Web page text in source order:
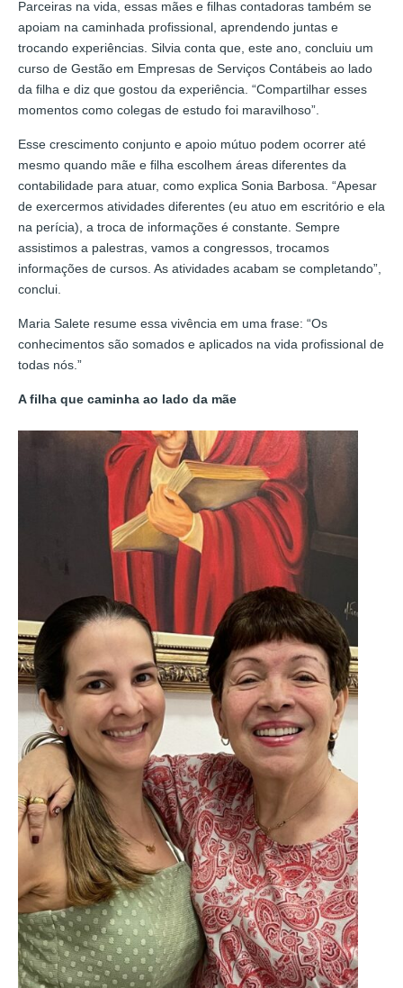
Parceiras na vida, essas mães e filhas contadoras também se
apoiam na caminhada profissional, aprendendo juntas e
trocando experiências. Silvia conta que, este ano, concluiu um
curso de Gestão em Empresas de Serviços Contábeis ao lado
da filha e diz que gostou da experiência. “Compartilhar esses
momentos como colegas de estudo foi maravilhoso”.
Esse crescimento conjunto e apoio mútuo podem ocorrer até
mesmo quando mãe e filha escolhem áreas diferentes da
contabilidade para atuar, como explica Sonia Barbosa. “Apesar
de exercermos atividades diferentes (eu atuo em escritório e ela
na perícia), a troca de informações é constante. Sempre
assistimos a palestras, vamos a congressos, trocamos
informações de cursos. As atividades acabam se completando”,
conclui.
Maria Salete resume essa vivência em uma frase: “Os
conhecimentos são somados e aplicados na vida profissional de
todas nós.”
A filha que caminha ao lado da mãe